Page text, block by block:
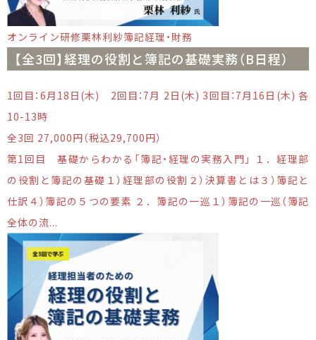
オンライン研修栗林利紗簿記経理・財務
【全3回】経理の役割と簿記の基礎実務（B日程）
1回目：6月18日(木) 2回目：7月 2日(木) 3回目：7月16日(木) 各
10-13時
全3回 27,000円（税込29,700円）
第1回目 基礎からわかる「簿記・経理の実務入門」 １．経理部
の役割と簿記の基礎１）経理部の役割２）決算書とは３）簿記と
仕訳４）簿記の５つの要素 ２．簿記の一巡１）簿記の一巡（簿記
全体の流...